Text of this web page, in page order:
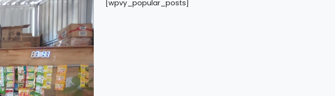
[wpvy_popular_posts]